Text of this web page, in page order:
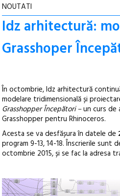
NOUTATI
Idz arhitectură:
Grasshoper
În octombrie, Idz arhitectură
modelare tridimensională și
Grasshopper Începători –un curs de
Grasshopper pentru Rhinoceros.
Acesta se va desfășura în datele de
program 9-13, 14-18. Înscrierile sunt
octombrie 2015, și se fac la adresa